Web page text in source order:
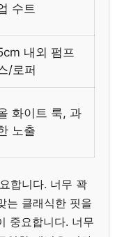
수트
내외 펌프
/로퍼
화이트 룩, 과
노출
합니다. 너무 꽉
는 클래식한 핏을
중요합니다. 너무